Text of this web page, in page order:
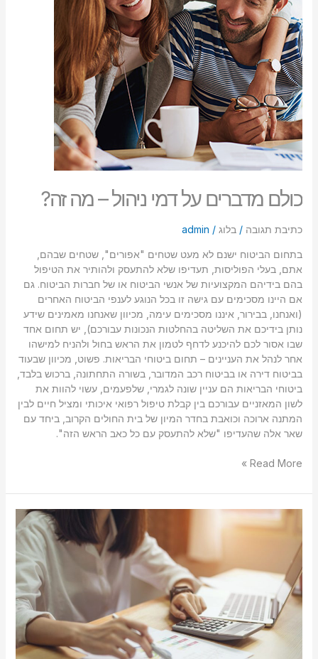
font_download סמן קישורים
לאפס
את
כל
האפשרויות
cached
כולם מדברים על דמי ניהול – מה זה?
כתיבת תגובה / בלוג/
admin
בתחום הביטוח ישנם לא מעט שטחים "אפורים", שטחים שבהם,
אתם, בעלי הפוליסות, תעדיפו שלא להתעסק ולהותיר את הטיפול
בהם בידיהם המקצועיות של אנשי הביטוח או של חברות הביטוח. גם
אם היינו מסכימים עם גישה זו בכל הנוגע לענפי הביטוח האחרים
(ואנחנו, בבירור, איננו מסכימים עימה, מכיוון שאנחנו מאמינים שידע
נותן בידיכם את השליטה בהחלטות הנכונות עבורכם), יש תחום אחד
שבו אסור לכם להיכנע לדחף לטמון את הראש בחול ולהניח למישהו
אחר לנהל את העניינים – תחום ביטוחי הבריאות. פשוט, מכיוון שבעוד
בביטוח דירה או בביטוח רכב המדובר, בשורה התחתונה, ברכוש בלבד,
ביטוחי הבריאות הם עניין שונה לגמרי, שלפעמים, עשוי להוות את
לשון המאזניים עבורכם בין קבלת טיפול רפואי איכותי ומציל חיים לבין
המתנה ארוכה וכואבת בחדר המיון של בית החולים הקרוב, ביחד עם
שאר אלה שהעדיפו "שלא להתעסק עם כל כאב הראש הזה".
מה
זה?
Read More »
מדוע
לרכוש
ביטוח
בריאות?